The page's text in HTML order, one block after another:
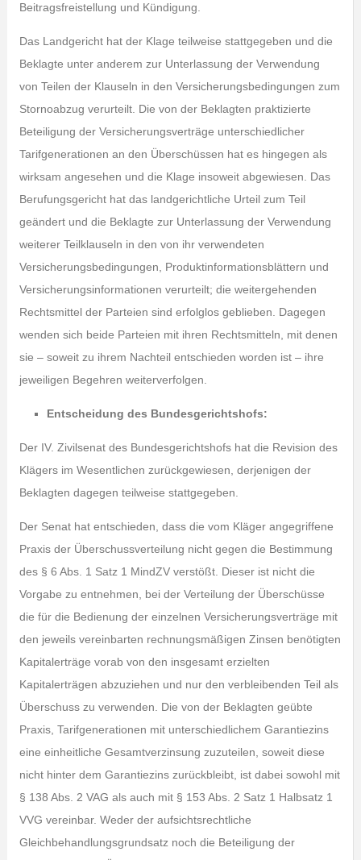
Beitragsfreistellung und Kündigung.
Das Landgericht hat der Klage teilweise stattgegeben und die
Beklagte unter anderem zur Unterlassung der Verwendung
von Teilen der Klauseln in den Versicherungsbedingungen zum
Stornoabzug verurteilt. Die von der Beklagten praktizierte
Beteiligung der Versicherungsverträge unterschiedlicher
Tarifgenerationen an den Überschüssen hat es hingegen als
wirksam angesehen und die Klage insoweit abgewiesen. Das
Berufungsgericht hat das landgerichtliche Urteil zum Teil
geändert und die Beklagte zur Unterlassung der Verwendung
weiterer Teilklauseln in den von ihr verwendeten
Versicherungsbedingungen, Produktinformationsblättern und
Versicherungsinformationen verurteilt; die weitergehenden
Rechtsmittel der Parteien sind erfolglos geblieben. Dagegen
wenden sich beide Parteien mit ihren Rechtsmitteln, mit denen
sie – soweit zu ihrem Nachteil entschieden worden ist – ihre
jeweiligen Begehren weiterverfolgen.
Entscheidung des Bundesgerichtshofs:
Der IV. Zivilsenat des Bundesgerichtshofs hat die Revision des
Klägers im Wesentlichen zurückgewiesen, derjenigen der
Beklagten dagegen teilweise stattgegeben.
Der Senat hat entschieden, dass die vom Kläger angegriffene
Praxis der Überschussverteilung nicht gegen die Bestimmung
des § 6 Abs. 1 Satz 1 MindZV verstößt. Dieser ist nicht die
Vorgabe zu entnehmen, bei der Verteilung der Überschüsse
die für die Bedienung der einzelnen Versicherungsverträge mit
den jeweils vereinbarten rechnungsmäßigen Zinsen benötigten
Kapitalerträge vorab von den insgesamt erzielten
Kapitalerträgen abzuziehen und nur den verbleibenden Teil als
Überschuss zu verwenden. Die von der Beklagten geübte
Praxis, Tarifgenerationen mit unterschiedlichem Garantiezins
eine einheitliche Gesamtverzinsung zuzuteilen, soweit diese
nicht hinter dem Garantiezins zurückbleibt, ist dabei sowohl mit
§ 138 Abs. 2 VAG als auch mit § 153 Abs. 2 Satz 1 Halbsatz 1
VVG vereinbar. Weder der aufsichtsrechtliche
Gleichbehandlungsgrundsatz noch die Beteiligung der